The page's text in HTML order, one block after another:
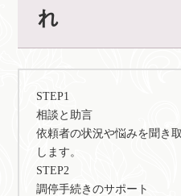
れ
STEP1
相談と助言
依頼者の状況や悩みを聞き
します。
STEP2
調停手続きのサポート